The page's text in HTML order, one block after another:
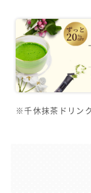
※千休抹茶ドリン